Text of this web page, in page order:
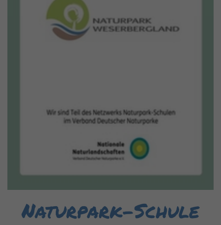
Naturpark-Schule